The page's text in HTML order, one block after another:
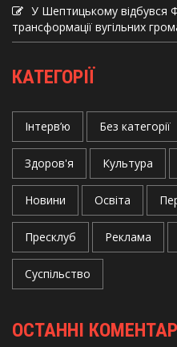
У Шептицькому відбувся
трансформації вугільних
КАТЕГОРІЇ
Інтерв’ю Без категорії
Здоров'я Культура
Новини Освіта
Пресклуб Реклама
Суспільство
ОСТАННІ